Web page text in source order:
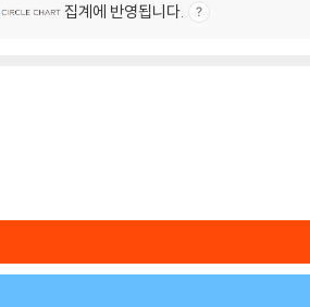
집계에 반영됩니다.